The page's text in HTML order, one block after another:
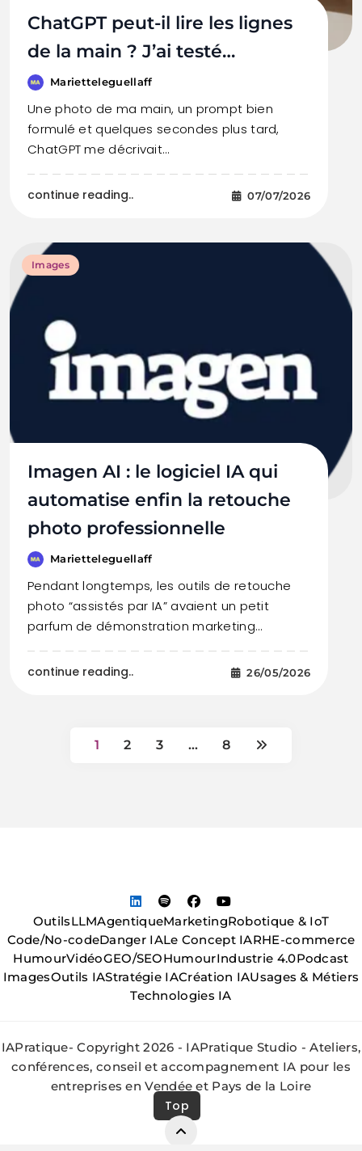
ChatGPT peut-il lire les lignes
de la main ? J’ai testé…
Marietteleguellaff
Une photo de ma main, un prompt bien
formulé et quelques secondes plus tard,
ChatGPT me décrivait…
continue reading.. 07/07/2026
Images
Imagen AI : le logiciel IA qui
automatise enfin la retouche
photo professionnelle
Marietteleguellaff
Pendant longtemps, les outils de retouche
photo “assistés par IA” avaient un petit
parfum de démonstration marketing…
continue reading.. 26/05/2026
1 2 3 … 8
OutilsLLMAgentiqueMarketingRobotique & IoT
Code/No-codeDanger IALe Concept IARHE-commerce
HumourVidéoGEO/SEOHumourIndustrie 4.0Podcast
ImagesOutils IAStratégie IACréation IAUsages & Métiers
Technologies IA
IAPratique- Copyright 2026 - IAPratique Studio - Ateliers,
conférences, conseil et accompagnement IA pour les
entreprises en Vendée et Pays de la Loire
Top